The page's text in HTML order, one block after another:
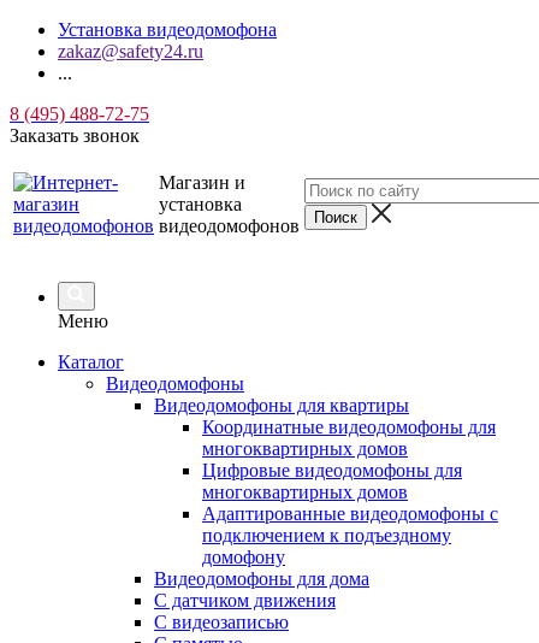
Установка видеодомофона
zakaz@safety24.ru
...
8 (495) 488-72-75
Заказать звонок
Магазин и
установка
видеодомофонов
Меню
Каталог
Видеодомофоны
Видеодомофоны для квартиры
Координатные видеодомофоны для
многоквартирных домов
Цифровые видеодомофоны для
многоквартирных домов
Адаптированные видеодомофоны с
подключением к подъездному
домофону
Видеодомофоны для дома
С датчиком движения
С видеозаписью